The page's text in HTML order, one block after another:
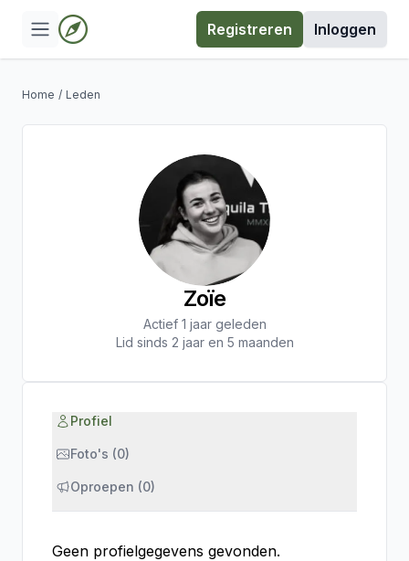
Registreren Inloggen
Home / Leden
Zoïe
Actief 1 jaar geleden
Lid sinds 2 jaar en 5 maanden
Profiel
Foto's (0)
Oproepen (0)
Geen profielgegevens gevonden.